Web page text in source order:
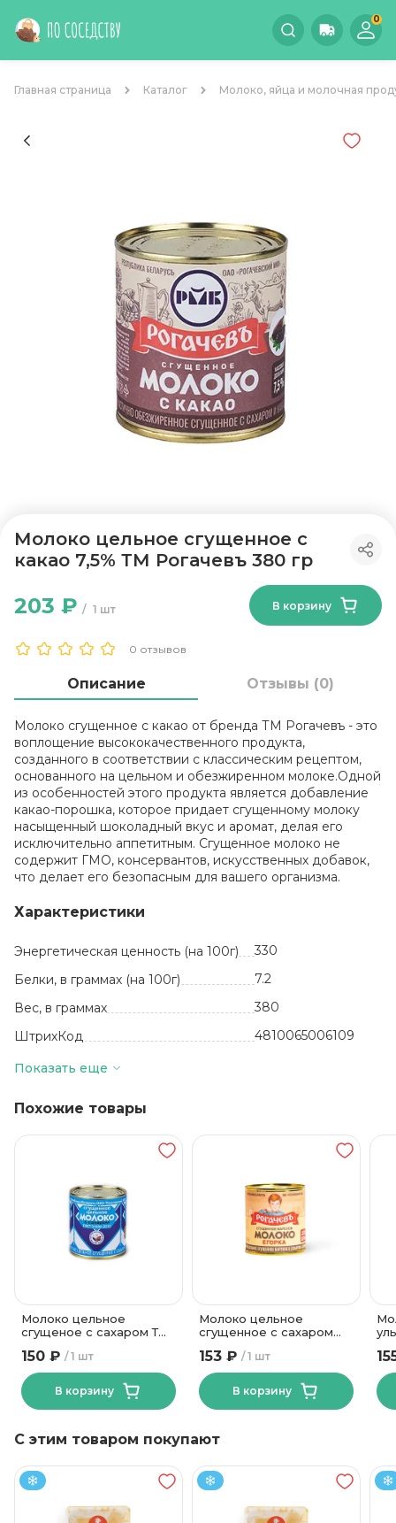
0
Главная страница Каталог Молоко, яйца и молочная
Молоко цельное сгущенное с
какао 7,5% ТМ Рогачевъ 380 гр
0 отзывов
1 шт
203 ₽ В корзину
Описание Отзывы (0)
Молоко сгущенное с какао от бренда ТМ Рогачевъ - это
воплощение высококачественного продукта,
созданного в соответствии с классическим рецептом,
основанного на цельном и обезжиренном молоке.Одной
из особенностей этого продукта является добавление
какао-порошка, которое придает сгущенному молоку
насыщенный шоколадный вкус и аромат, делая его
исключительно аппетитным. Сгущенное молоко не
содержит ГМО, консервантов, искусственных добавок,
что делает его безопасным для вашего организма.
Характеристики
Энергетическая ценность (на 100г)
330
Белки, в граммах (на 100г)
7.2
Вес, в граммах
380
ШтрихКод
4810065006109
Базовая единица
Количество в упаковке
Срок годности
Показать еще
Похожие товары
Молоко цельное
сгущеное с сахаром ТМ
1 шт
150 ₽
В корзину
Молоко цельное
сгущенное с сахаром
Рогачевъ 360 гр.
1 шт
153 ₽
В корзину
С этим товаром покупают